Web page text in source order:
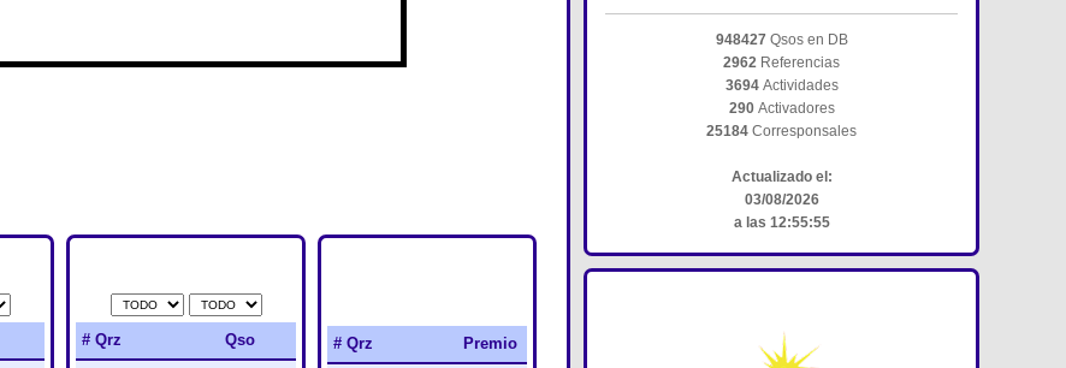
# Qrz Qso # Qrz Premio
948427 Qsos en DB
2962 Referencias
3694Actividades
290Activadores
25184 Corresponsales
Actualizado el:
03/08/2026
a las 12:55:55